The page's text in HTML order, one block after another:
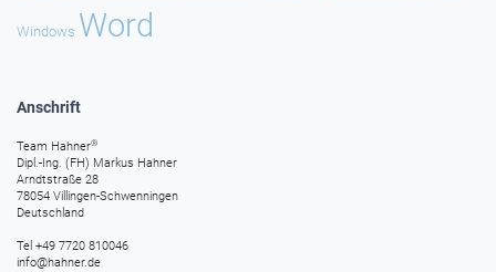
Windows Word
Anschrift
Team Hahner®
Dipl.-Ing. (FH) Markus Hahner
Arndtstraße 28
78054 Villingen-Schwenningen
Deutschland
Tel +49 7720 810046
info@hahner.de